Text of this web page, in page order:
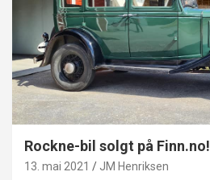
Rockne-bil solgt på Finn.no!
13. mai 2021 JM Henriksen